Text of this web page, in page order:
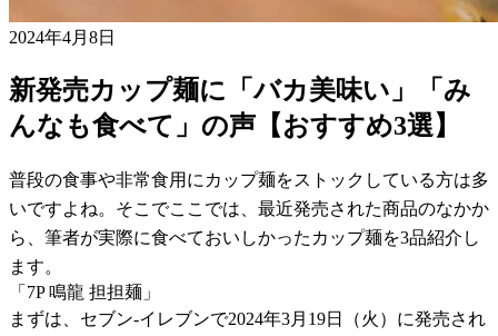
2024年4月8日
新発売カップ麺に「バカ美味い」「み
んなも食べて」の声【おすすめ3選】
普段の食事や非常食用にカップ麺をストックしている方は多
いですよね。そこでここでは、最近発売された商品のなかか
ら、筆者が実際に食べておいしかったカップ麺を3品紹介し
ます。
「7P 鳴龍 担担麺」
まずは、セブン-イレブンで2024年3月19日（火）に発売され